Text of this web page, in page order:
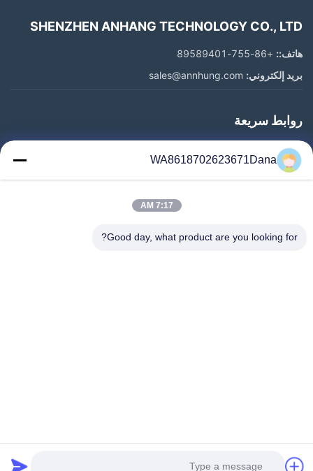
SHENZHEN ANHANG TECHNOLOGY CO., LTD
هاتف:: +86-755-89589401
بريد إلكتروني:
روابط سريعة
المنزل
المنتجات
جولة في المعمل
WA8618702623671Dana
7:17 AM
Good day, what product are you looking for?